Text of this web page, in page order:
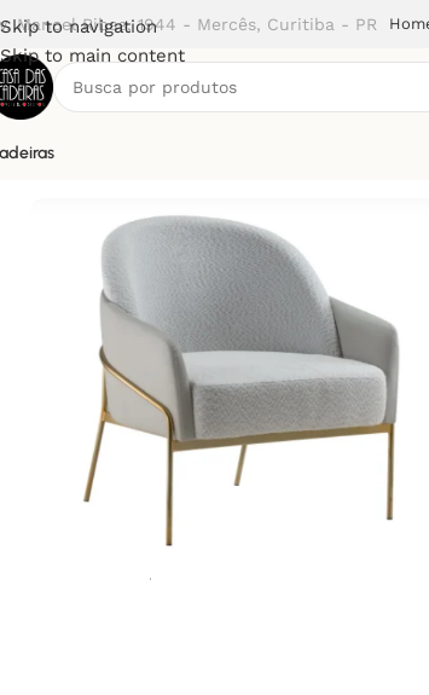
Skip to navigation
Skip to main content
Manoel Ribas, 1944 - Mercês, Curitiba - PR